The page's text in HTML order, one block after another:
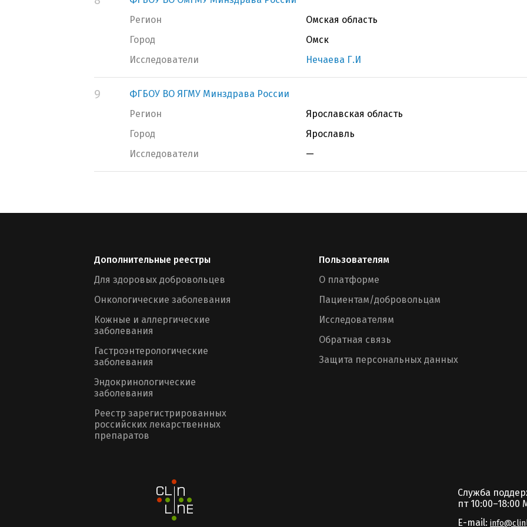
Регион
Омская область
Город
Омск
Исследователи
Нечаева Г.И
9
ФГБОУ ВО ЯГМУ Минздрава России
Регион
Ярославская область
Город
Ярославль
Исследователи
—
Дополнительные реестры
Для здоровых добровольцев
Онкологические заболевания
Кожные и аллергические
заболевания
Гастроэнтерологические
заболевания
Эндокринологические
заболевания
Реестр зарегистрированных
российских лекарственных
препаратов
Пользователям
О платформе
Пациентам/добровольцам
Исследователям
Обратная связь
Защита персональных данных
Служба
пт 10:00–18:00
E-mail: